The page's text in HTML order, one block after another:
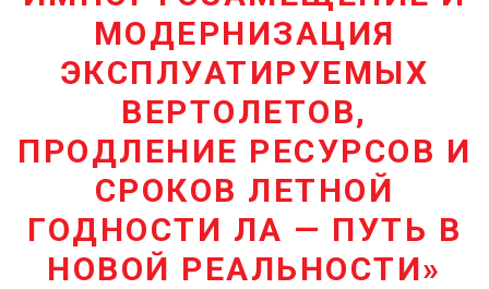
КОНТАКТЫМОДЕРНИЗАЦИЯ
ЭКСПЛУАТИРУЕМЫХ
ВЕРТОЛЕТОВ,
ПРОДЛЕНИЕ РЕСУРСОВ И
СРОКОВ ЛЕТНОЙ
ГОДНОСТИ ЛА — ПУТЬ В
НОВОЙ РЕАЛЬНОСТИ»